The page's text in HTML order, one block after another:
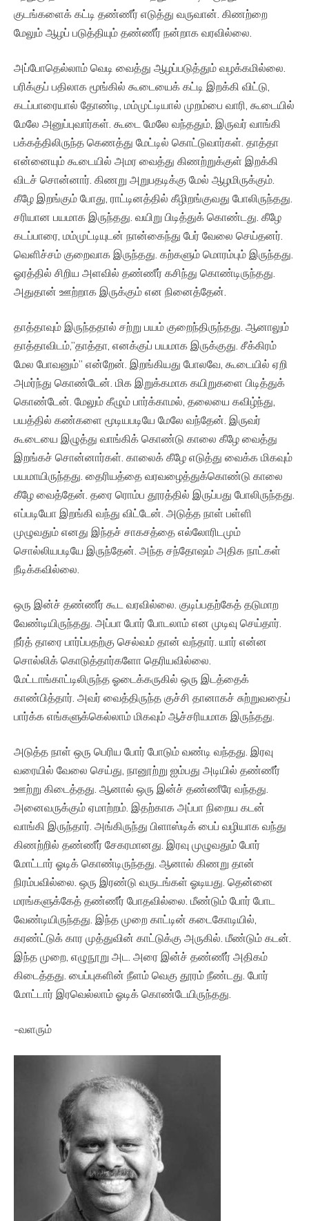
குடங்களைக் கட்டி தண்ணீர் எடுத்து வருவான். கிணற்றை
மேலும் ஆழப் படுத்தியும் தண்ணீர் நன்றாக வரவில்லை.
அப்போதெல்லாம் வெடி வைத்து ஆழப்படுத்தும் வழக்கமில்லை.
பரிக்குப் பதிலாக மூங்கில் கூடையைக் கட்டி இறக்கி விட்டு,
கடப்பாரையால் தோண்டி, மம்முட்டியால் முறம்பை வாரி, கூடையில்
மேலே அனுப்புவார்கள். கூடை மேலே வந்ததும், இருவர் வாங்கி
பக்கத்திலிருந்த கெணத்து மேட்டில் கொட்டுவார்கள். தாத்தா
என்னையும் கூடையில் அமர வைத்து கிணற்றுக்குள் இறக்கி
விடச் சொன்னார். கிணறு அறுபதடிக்கு மேல் ஆழமிருக்கும்.
கீழே இறங்கும் போது, ராட்டினத்தில் கீழிறங்குவது போலிருந்தது.
சரியான பயமாக இருந்தது. வயிறு பிடித்துக் கொண்டது. கீழே
கடப்பாரை, மம்முட்டியுடன் நான்கைந்து பேர் வேலை செய்தனர்.
வெளிச்சம் குறைவாக இருந்தது. கற்களும் மொரம்பும் இருந்தது.
ஓரத்தில் சிறிய அளவில் தண்ணீர் கசிந்து கொண்டிருந்தது.
அதுதான் ஊற்றாக இருக்கும் என நினைத்தேன்.
தாத்தாவும் இருந்ததால் சற்று பயம் குறைந்திருந்தது. ஆனாலும்
தாத்தாவிடம்,”தாத்தா, எனக்குப் பயமாக இருக்குது. சீக்கிரம்
மேல போவனும்” என்றேன். இறங்கியது போலவே, கூடையில் ஏறி
அமர்ந்து கொண்டேன். மிக இறுக்கமாக கயிறுகளை பிடித்துக்
கொண்டேன். மேலும் கீழும் பார்க்காமல், தலையை கவிழ்ந்து,
பயத்தில் கண்களை மூடியபடியே மேலே வந்தேன். இருவர்
கூடையை இழுத்து வாங்கிக் கொண்டு காலை கீழே வைத்து
இறங்கச் சொன்னார்கள். காலைக் கீழே எடுத்து வைக்க மிகவும்
பயமாயிருந்தது. தைரியத்தை வரவழைத்துக்கொண்டு காலை
கீழே வைத்தேன். தரை ரொம்ப தூரத்தில் இருப்பது போலிருந்தது.
எப்படியோ இறங்கி வந்து விட்டேன். அடுத்த நாள் பள்ளி
முழுவதும் எனது இந்தச் சாகசத்தை எல்லோரிடமும்
சொல்லியபடியே இருந்தேன். அந்த சந்தோஷம் அதிக நாட்கள்
நீடிக்கவில்லை.
ஒரு இன்ச் தண்ணீர் கூட வரவில்லை. குடிப்பதற்கேத் தடுமாற
வேண்டியிருந்தது. அப்பா போர் போடலாம் என முடிவு செய்தார்.
நீர்த் தாரை பார்ப்பதற்கு செல்வம் தான் வந்தார். யார் என்ன
சொல்லிக் கொடுத்தார்களோ தெரியவில்லை.
மேட்டாங்காட்டிலிருந்த ஓடைக்கருகில் ஒரு இடத்தைக்
காண்பித்தார். அவர் வைத்திருந்த குச்சி தானாகச் சுற்றுவதைப்
பார்க்க எங்களுக்கெல்லாம் மிகவும் ஆச்சரியமாக இருந்தது.
அடுத்த நாள் ஒரு பெரிய போர் போடும் வண்டி வந்தது. இரவு
வரையில் வேலை செய்து, நானூற்று ஐம்பது அடியில் தண்ணீர்
ஊற்று கிடைத்தது. ஆனால் ஒரு இன்ச் தண்ணீரே வந்தது.
அனைவருக்கும் ஏமாற்றம். இதற்காக அப்பா நிறைய கடன்
வாங்கி இருந்தார். அங்கிருந்து பிளாஸ்டிக் பைப் வழியாக வந்து
கிணற்றில் தண்ணீர் சேகரமானது. இரவு முழுவதும் போர்
மோட்டார் ஓடிக் கொண்டிருந்தது. ஆனால் கிணறு தான்
நிரம்பவில்லை. ஒரு இரண்டு வருடங்கள் ஓடியது. தென்னை
மரங்களுக்கேத் தண்ணீர் போதவில்லை. மீண்டும் போர் போட
வேண்டியிருந்தது. இந்த முறை காட்டின் கடைகோடியில்,
கரண்ட்டுக் கார முத்துவின் காட்டுக்கு அருகில். மீண்டும் கடன்.
இந்த முறை, எழுநூறு அட. அரை இன்ச் தண்ணீர் அதிகம்
கிடைத்தது. பைப்புகளின் நீளம் வெகு தூரம் நீண்டது. போர்
மோட்டார் இரவெல்லாம் ஓடிக் கொண்டேயிருந்தது.
-வளரும்